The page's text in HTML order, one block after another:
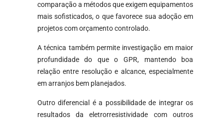
comparação a métodos que exigem equipamentos
mais sofisticados, o que favorece sua adoção em
projetos com orçamento controlado.
A técnica também permite investigação em maior
profundidade do que o GPR, mantendo boa
relação entre resolução e alcance, especialmente
em arranjos bem planejados.
Outro diferencial é a possibilidade de integrar os
resultados da eletrorresistividade com outros